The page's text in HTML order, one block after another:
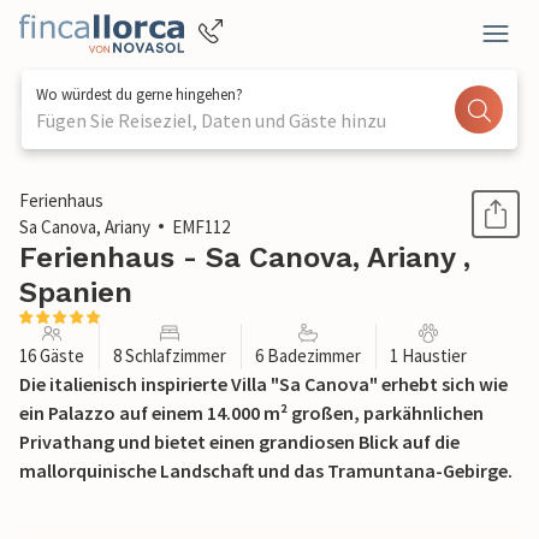
Wo würdest du gerne hingehen?
Fügen Sie Reiseziel, Daten und Gäste hinzu
1 / 52
Ferienhaus
Sa Canova, Ariany
EMF112
Ferienhaus - Sa Canova, Ariany ,
Spanien
16 Gäste 8 Schlafzimmer 6 Badezimmer 1 Haustier
Die italienisch inspirierte Villa "Sa Canova" erhebt sich wie
ein Palazzo auf einem 14.000 m² großen, parkähnlichen
Privathang und bietet einen grandiosen Blick auf die
mallorquinische Landschaft und das Tramuntana-Gebirge.